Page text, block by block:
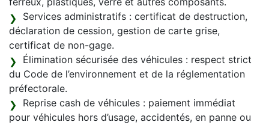
Services administratifs : certificat de destruction,
déclaration de cession, gestion de carte grise,
certificat de non-gage.
Élimination sécurisée des véhicules : respect strict
du Code de l’environnement et de la réglementation
préfectorale.
Reprise cash de véhicules : paiement immédiat
pour véhicules hors d’usage, accidentés, en panne ou